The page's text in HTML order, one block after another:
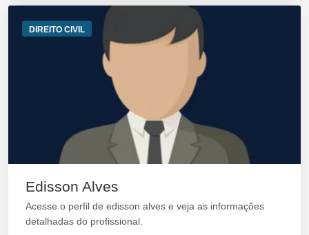
DIREITO CIVIL
Edisson Alves
Acesse o perfil de edisson alves e veja as informações
detalhadas do profissional.